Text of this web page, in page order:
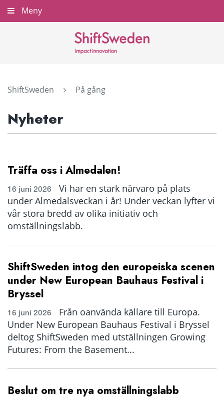
Gå
till
Meny
ShiftSweden På gång
Nyheter
Träffa oss i Almedalen!
16 juni 2026
Vi har en stark närvaro på plats
under Almedalsveckan i år! Under veckan lyfter vi
vår stora bredd av olika initiativ och
omställningslabb.
ShiftSweden intog den europeiska scenen
under New European Bauhaus Festival i
Bryssel
16 juni 2026
Från oanvända källare till Europa.
Under New European Bauhaus Festival i Bryssel
deltog ShiftSweden med utställningen Growing
Futures: From the Basement...
Beslut om tre nya omställningslabb